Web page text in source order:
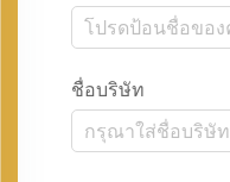
ชื่อบริษัท